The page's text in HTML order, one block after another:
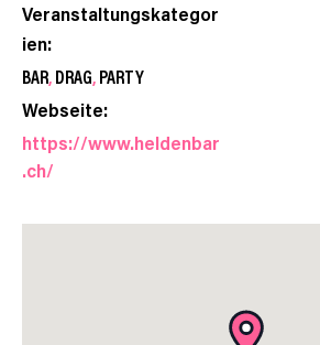
Veranstaltungskategor
ien:
BAR,DRAG,PARTY
Webseite:
https://www.heldenbar
.ch/